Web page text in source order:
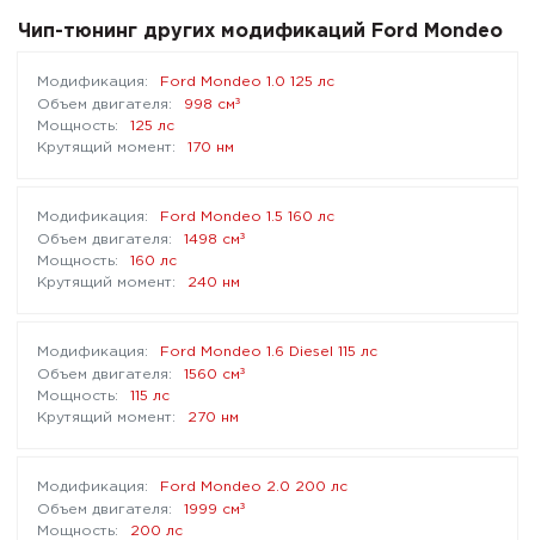
Чип-тюнинг других модификаций Ford Mondeo
Ford Mondeo 1.0 125 лс
998 см³
125 лс
170 нм
Ford Mondeo 1.5 160 лс
1498 см³
160 лс
240 нм
Ford Mondeo 1.6 Diesel 115 лс
1560 см³
115 лс
270 нм
Ford Mondeo 2.0 200 лс
1999 см³
200 лс